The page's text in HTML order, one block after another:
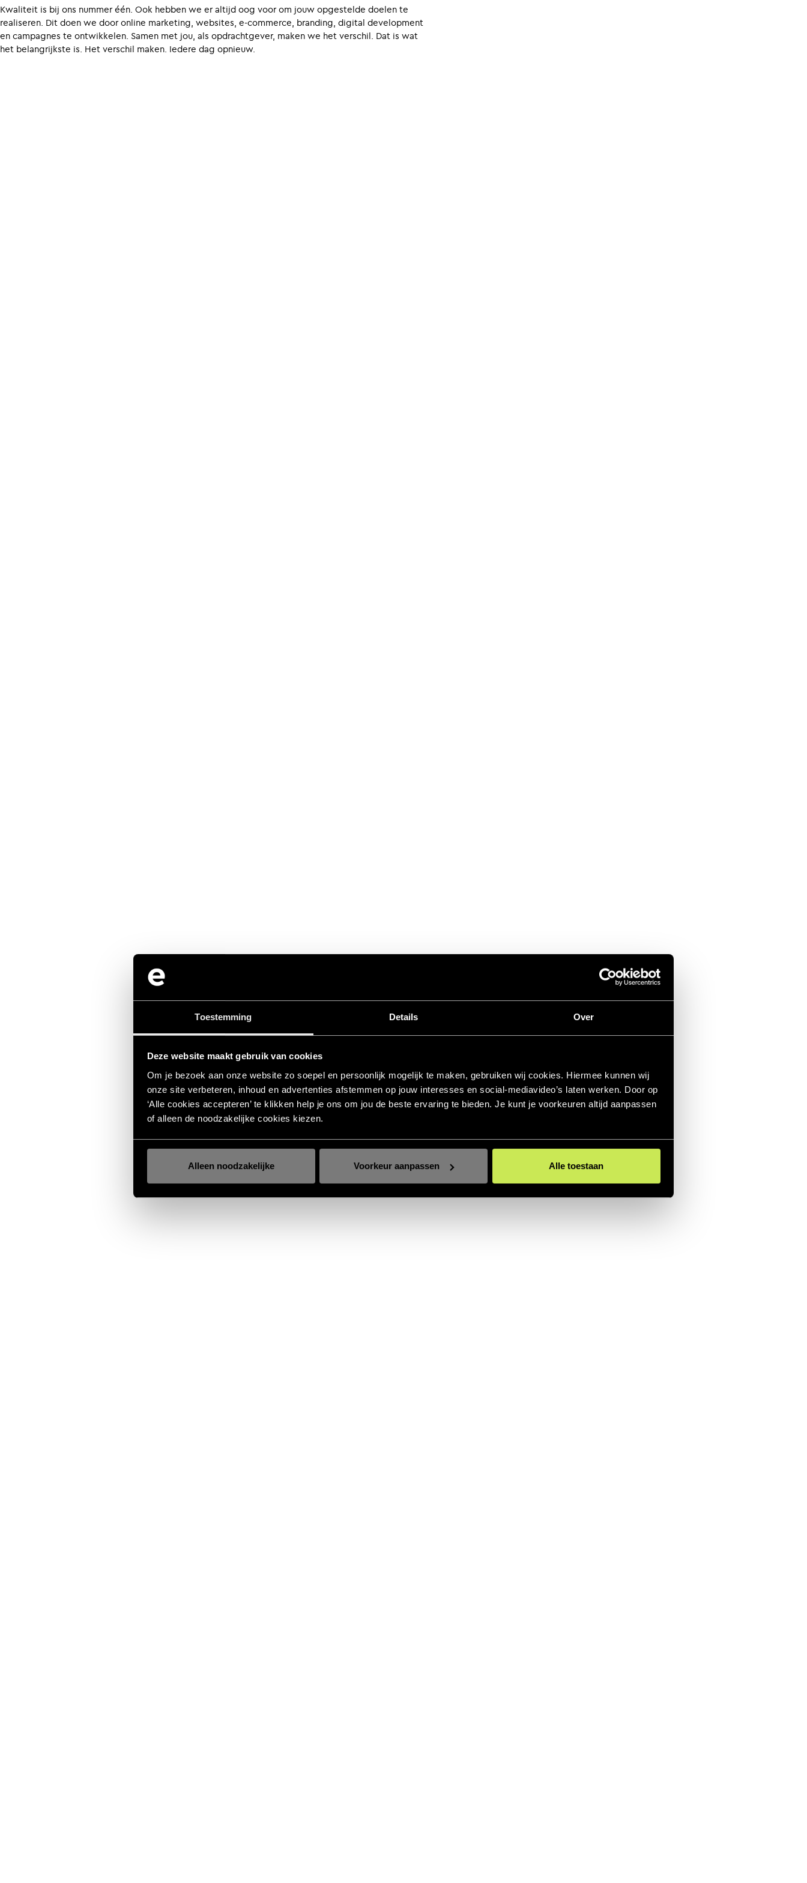
Toestemming Details Over
Deze website maakt gebruik van cookies
Om je bezoek aan onze website zo soepel en persoonlijk mogelijk te maken, gebruiken wij cookies. Hiermee kunnen wij
onze site verbeteren, inhoud en advertenties afstemmen op jouw interesses en social‑mediavideo’s laten werken. Door op
‘Alle cookies accepteren’ te klikken help je ons om jou de beste ervaring te bieden. Je kunt je voorkeuren altijd aanpassen
of alleen de noodzakelijke cookies kiezen.
Alleen noodzakelijke Voorkeur aanpassen Alle toestaan
Kwaliteit is bij ons nummer één. Ook hebben we er altijd oog voor om jouw opgestelde doelen te
realiseren. Dit doen we door online marketing, websites, e-commerce, branding, digital development
en campagnes te ontwikkelen. Samen met jou, als opdrachtgever, maken we het verschil. Dat is wat
het belangrijkste is. Het verschil maken. Iedere dag opnieuw.